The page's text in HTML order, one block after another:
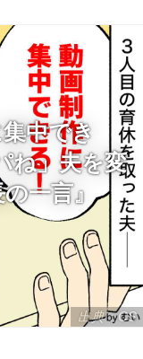
出典：CS
中でき
ね」夫を変
一言』